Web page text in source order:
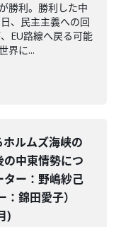
勝利。勝利した中
、民主主義への回
EU路線へ戻る可能
界に...
ホルムズ海峡の
中東情勢につ
ター：野嶋紗己
錦田愛子）
)